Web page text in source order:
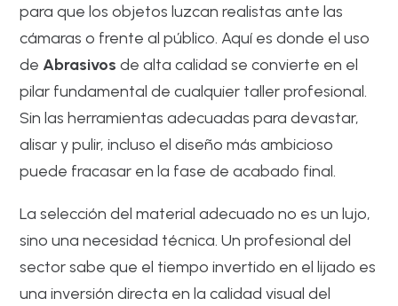
para que los objetos luzcan realistas ante las
cámaras o frente al público. Aquí es donde el uso
de Abrasivos de alta calidad se convierte en el
pilar fundamental de cualquier taller profesional.
Sin las herramientas adecuadas para devastar,
alisar y pulir, incluso el diseño más ambicioso
puede fracasar en la fase de acabado final.
La selección del material adecuado no es un lujo,
sino una necesidad técnica. Un profesional del
sector sabe que el tiempo invertido en el lijado es
una inversión directa en la calidad visual del